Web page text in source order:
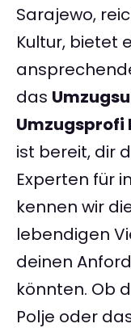
Sarajewo,
Kultur, bietet
das
Umzugsprofi
ist bereit, dir
Experten für
kennen wir
lebendigen
deinen
könnten. Ob
Polje oder